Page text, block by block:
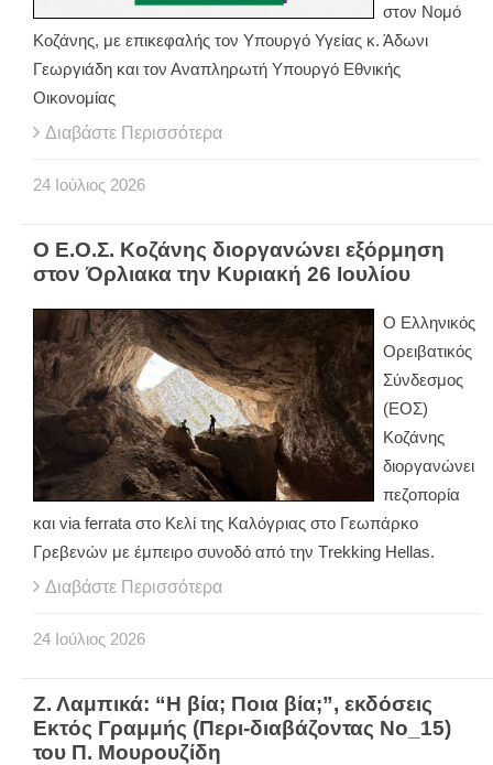
στον Νομό
Κοζάνης, με επικεφαλής τον Υπουργό Υγείας κ. Άδωνι
Γεωργιάδη και τον Αναπληρωτή Υπουργό Εθνικής
Οικονομίας
Διαβάστε Περισσότερα
24 Ιούλιος 2026
Ο Ε.Ο.Σ. Κοζάνης διοργανώνει εξόρμηση
στον Όρλιακα την Κυριακή 26 Ιουλίου
Ο Ελληνικός
Ορειβατικός
Σύνδεσμος
(ΕΟΣ)
Κοζάνης
διοργανώνει
πεζοπορία
και via ferrata στο Κελί της Καλόγριας στο Γεωπάρκο
Γρεβενών με έμπειρο συνοδό από την Τrekking Ηellas.
Διαβάστε Περισσότερα
24 Ιούλιος 2026
Ζ. Λαμπικά: “Η βία; Ποια βία;”, εκδόσεις
Εκτός Γραμμής (Περι-διαβάζοντας Νο_15)
του Π. Μουρουζίδη